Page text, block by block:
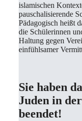
islamischen
pauschalisierende
Pädagogisch heißt
die Schülerinnen
Haltung gegen
einfühlsamer
Sie haben
Juden in
beendet!